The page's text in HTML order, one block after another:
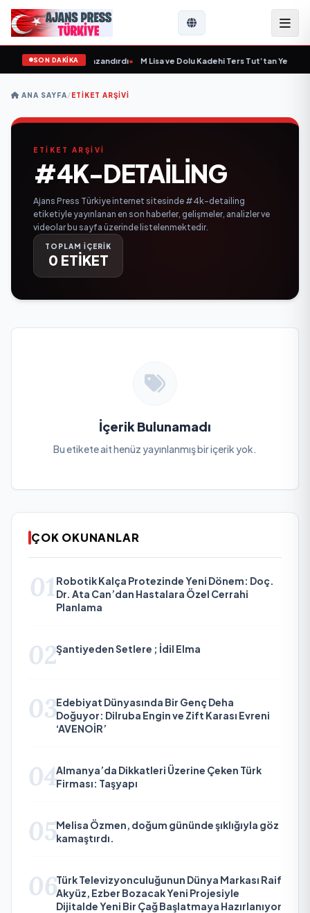
SON DAKİKA
Yeni Bir Marka Kazandırdı• M Lisa ve Dolu Kadehi Ters Tut’tan Yeni İş
ANA SAYFA/ETIKET ARŞIVI
ETİKET ARŞİVİ
#4K-DETAILING
Ajans Press Türkiye internet sitesinde #4k-detailing
etiketiyle yayınlanan en son haberler, gelişmeler, analizler ve
videolar bu sayfa üzerinde listelenmektedir.
TOPLAM İÇERİK
0 ETİKET
İçerik Bulunamadı
Bu etikete ait henüz yayınlanmış bir içerik yok.
ÇOK OKUNANLAR
01 Robotik Kalça Protezinde Yeni Dönem: Doç.
Dr. Ata Can’dan Hastalara Özel Cerrahi
Planlama
02Şantiyeden Setlere ; İdil Elma
03Edebiyat Dünyasında Bir Genç Deha
Doğuyor: Dilruba Engin ve Zift Karası Evreni
‘AVENOİR’
04Almanya’da Dikkatleri Üzerine Çeken Türk
Firması: Taşyapı
05Melisa Özmen, doğum gününde şıklığıyla göz
kamaştırdı.
06Türk Televizyonculuğunun Dünya Markası Raif
Akyüz, Ezber Bozacak Yeni Projesiyle
Dijitalde Yeni Bir Çağ Başlatmaya Hazırlanıyor